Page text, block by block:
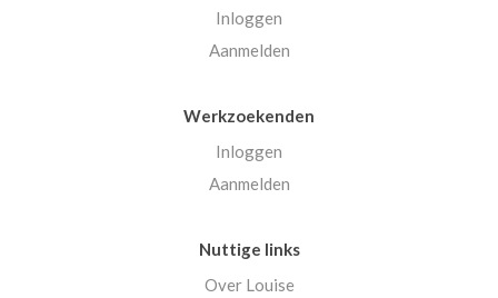
Inloggen
Aanmelden
Werkzoekenden
Inloggen
Aanmelden
Nuttige links
Over Louise